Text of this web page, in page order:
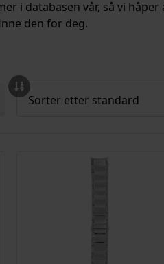
i databasen vår, så vi
den for deg.